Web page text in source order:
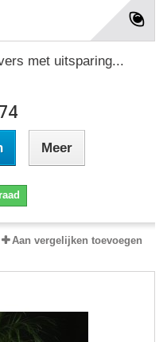
met uitsparing...
Meer
Aan vergelijken toevoegen